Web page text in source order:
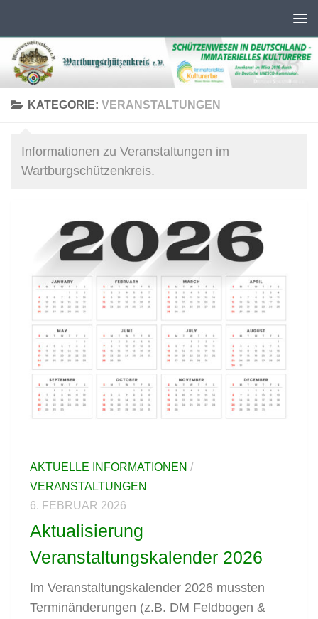
KATEGORIE: VERANSTALTUNGEN
Informationen zu Veranstaltungen im
Wartburgschützenkreis.
AKTUELLE INFORMATIONEN /
VERANSTALTUNGEN
6. FEBRUAR 2026
Aktualisierung
Veranstaltungskalender 2026
Im Veranstaltungskalender 2026 mussten
Terminänderungen (z.B. DM Feldbogen &